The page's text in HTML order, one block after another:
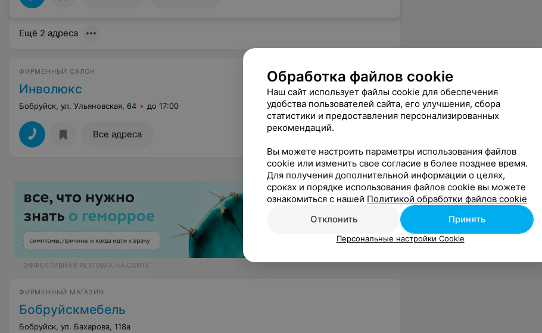
Ещё 2 адреса
ФИРМЕННЫЙ САЛОН
Инволюкс
Бобруйск, ул. Ульяновская, 64 до 17:00
Все адреса
ЭФФЕКТИВНАЯ РЕКЛАМА НА САЙТЕ
ФИРМЕННЫЙ МАГАЗИН
Бобруйскмебель
Бобруйск, ул. Бахарова, 118а
Обработка файлов cookie
Наш сайт использует файлы cookie для обеспечения
удобства пользователей сайта, его улучшения, сбора
статистики и предоставления персонализированных
рекомендаций.
Вы можете настроить параметры использования файлов
cookie или изменить свое согласие в более позднее время.
Для получения дополнительной информации о целях,
сроках и порядке использования файлов cookie вы можете
ознакомиться с нашей Политикой обработки файлов cookie
Отклонить
Принять
Персональные настройки Cookie